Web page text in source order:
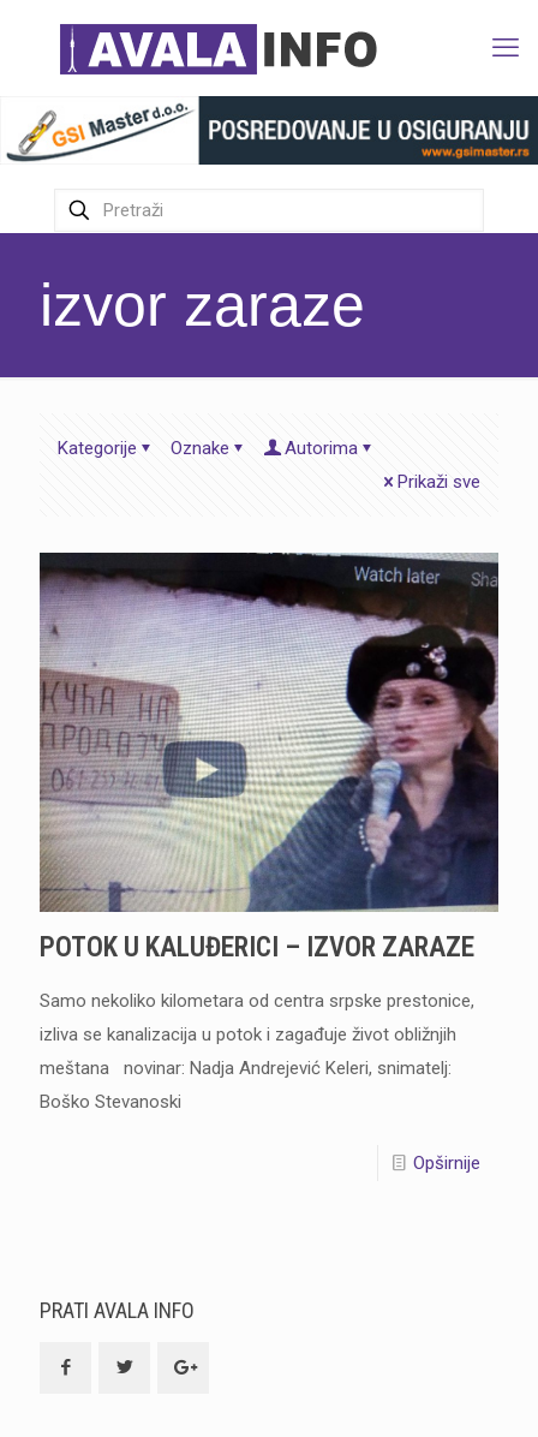
izvor zaraze
Kategorije Oznake
Autorima
Prikaži sve
POTOK U KALUĐERICI – IZVOR ZARAZE
Samo nekoliko kilometara od centra srpske prestonice,
izliva se kanalizacija u potok i zagađuje život obližnjih
meštana novinar: Nadja Andrejević Keleri, snimatelj:
Boško Stevanoski
Opširnije
PRATI AVALA INFO